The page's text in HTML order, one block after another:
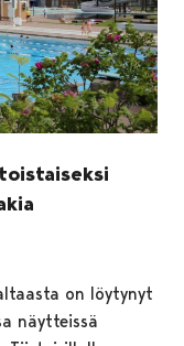
on löytynyt
näytteissä